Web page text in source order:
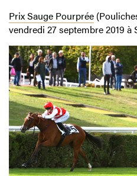
Prix Sauge Pourprée
vendredi 27 septembre 2019 à